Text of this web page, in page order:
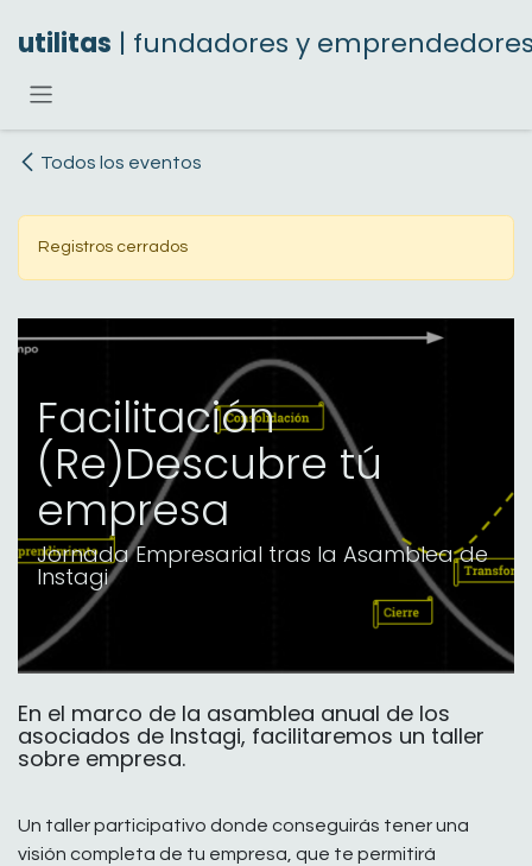
utilitas | fundadores y
Todos los eventos
Registros cerrados
Facilitación
(Re)Descubre tú
empresa
Jornada Empresarial tras la Asamblea de
Instagi
En el marco de la asamblea anual de los
asociados de Instagi, facilitaremos un taller
sobre empresa.
Un taller participativo donde conseguirás tener una
visión completa de tu empresa, que te permitirá